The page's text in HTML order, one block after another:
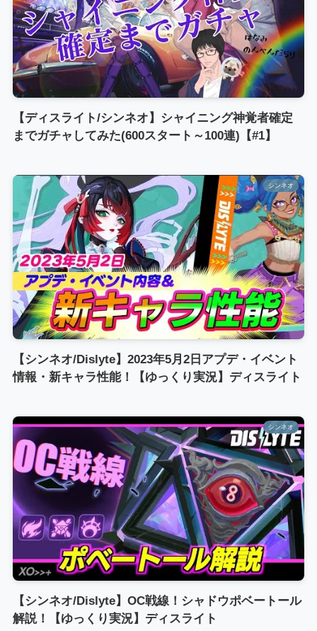
【ディスライト/シンネオ】シャイニング神覚者確定
までガチャしてみた(600スタート～100連)【#1】
シンネオ
【シンネオ/Dislyte】2023年5月2日アプデ・イベント
情報・新キャラ性能！【ゆっくり実況】ディスライト
シンネオ
【シンネオ/Dislyte】OC戦線！シャドウポベートール
解説！【ゆっくり実況】ディスライト